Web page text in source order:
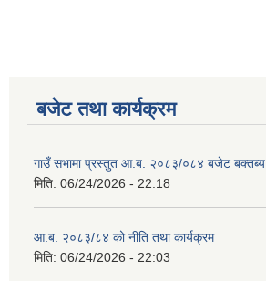
बजेट तथा कार्यक्रम
गाउँ सभामा प्रस्तुत आ.ब. २०८३/०८४ बजेट बक्तब्य
मिति: 06/24/2026 - 22:18
आ.ब. २०८३/८४ को नीति तथा कार्यक्रम
मिति: 06/24/2026 - 22:03